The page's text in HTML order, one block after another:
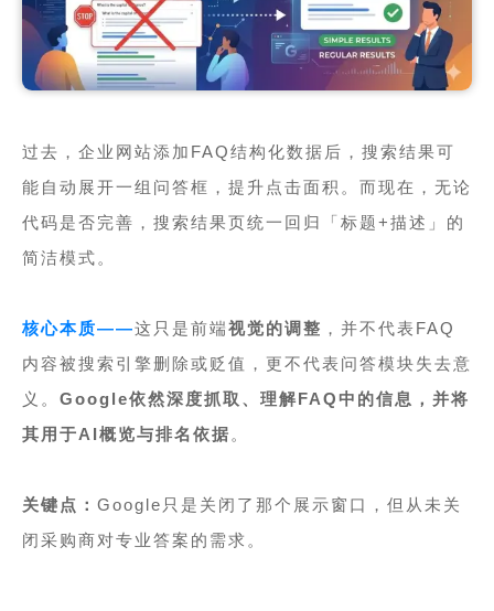
过去，企业网站添加FAQ结构化数据后，搜索结果可
能自动展开一组问答框，提升点击面积。而现在，无论
代码是否完善，搜索结果页统一回归「标题+描述」的
简洁模式。
核心本质——这只是前端视觉的调整 ，并不代表FAQ
内容被搜索引擎删除或贬值，更不代表问答模块失去意
义。 Google依然深度抓取、理解FAQ中的信息，并将
其用于AI概览与排名依据 。
关键点： Google只是关闭了那个展示窗口，但从未关
闭采购商对专业答案的需求。